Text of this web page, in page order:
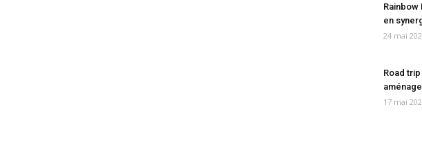
Rainbow
en
24 mai
Road
17 mai